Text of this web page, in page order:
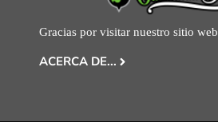
Gracias por visitar nuestro sitio web
ACERCA DE...